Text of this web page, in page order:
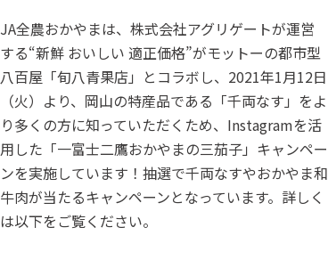
JA全農おかやまは、株式会社アグリゲートが運営
する“新鮮 おいしい 適正価格”がモットーの都市型
八百屋「旬八青果店」とコラボし、2021年1月12日
（火）より、岡山の特産品である「千両なす」をよ
り多くの方に知っていただくため、Instagramを活
用した「一富士二鷹おかやまの三茄子」キャンペー
ンを実施しています！抽選で千両なすやおかやま和
牛肉が当たるキャンペーンとなっています。詳しく
は以下をご覧ください。